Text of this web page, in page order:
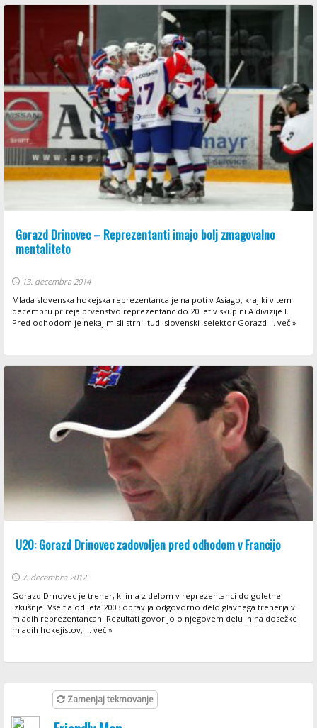
Gorazd Drinovec – Reprezentanti imajo bolj zmagovalno
mentaliteto
13. decembra 2014
Mlada slovenska hokejska reprezentanca je na poti v Asiago, kraj ki v tem
decembru prireja prvenstvo reprezentanc do 20 let v skupini A divizije I.
Pred odhodom je nekaj misli strnil tudi slovenski selektor Gorazd ... več »
U20: Gorazd Drinovec zadovoljen pred odhodom v Francijo
7. decembra 2012
Gorazd Drnovec je trener, ki ima z delom v reprezentanci dolgoletne
izkušnje. Vse tja od leta 2003 opravlja odgovorno delo glavnega trenerja v
mladih reprezentancah. Rezultati govorijo o njegovem delu in na dosežke
mladih hokejistov, ... več »
Zamenjaj tekmovanje